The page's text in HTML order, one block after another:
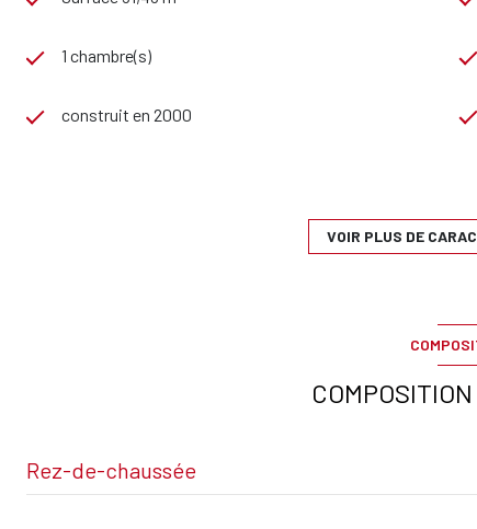
1 chambre(s)
construit en 2000
VOIR PLUS DE
Rez-de-chaussée